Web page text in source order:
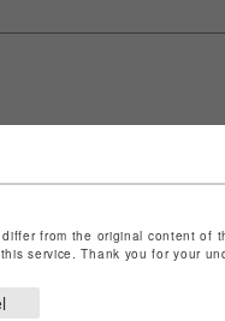
from the original content of
service. Thank you for your